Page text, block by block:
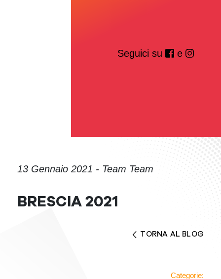
Seguici su e
13 Gennaio 2021 - Team Team
BRESCIA 2021
TORNA AL BLOG
Categorie: